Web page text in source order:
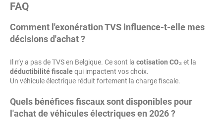
FAQ
Comment l'exonération TVS influence-t-elle mes
décisions d'achat ?
Il n’y a pas de TVS en Belgique. Ce sont la cotisation CO₂et la
déductibilité fiscalequi impactent vos choix.
Un véhicule électrique réduit fortement la charge fiscale.
Quels bénéfices fiscaux sont disponibles pour
l'achat de véhicules électriques en 2026 ?